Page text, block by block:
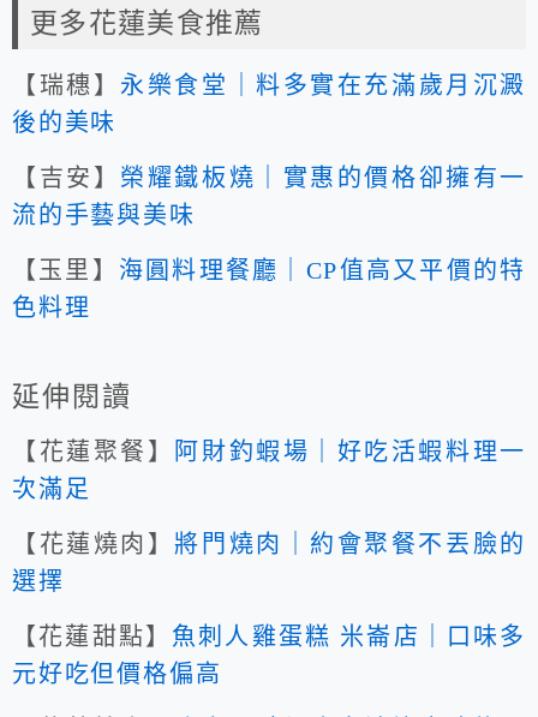
更多花蓮美食推薦
【瑞穗】 永樂食堂｜料多實在充滿歲月沉澱
後的美味
【吉安】 榮耀鐵板燒｜實惠的價格卻擁有一
流的手藝與美味
【玉里】 海圓料理餐廳｜CP值高又平價的特
色料理
延伸閱讀
【花蓮聚餐】
阿財釣蝦場｜好吃活蝦料理一
次滿足
【花蓮燒肉】將門燒肉｜約會聚餐不丟臉的
選擇
【花蓮甜點】 魚刺人雞蛋糕 米崙店｜口味多
元好吃但價格偏高